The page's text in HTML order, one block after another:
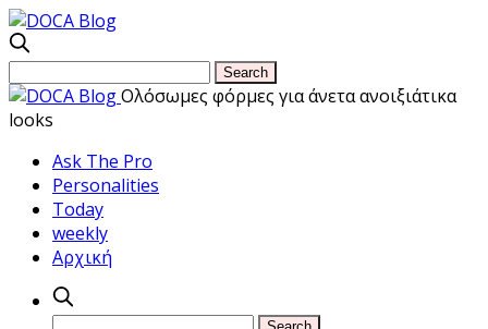
Ολόσωμες φόρμες για άνετα ανοιξιάτικα
looks
Ask The Pro
Personalities
Today
weekly
Αρχική